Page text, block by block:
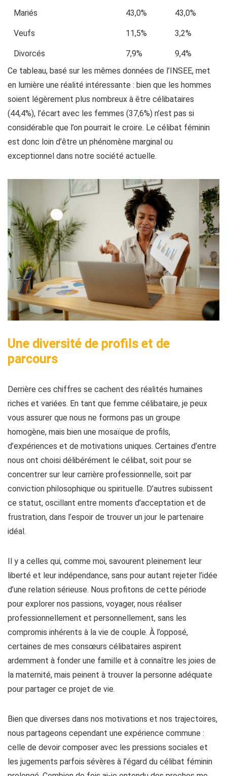
Mariés 43,0% 43,0%
Veufs 11,5% 3,2%
Divorcés 7,9%
9,4%
Ce tableau, basé sur les mêmes données de l’INSEE, met
en lumière une réalité intéressante : bien que les hommes
soient légèrement plus nombreux à être célibataires
(44,4%), l’écart avec les femmes (37,6%) n’est pas si
considérable que l’on pourrait le croire. Le célibat féminin
est donc loin d’être un phénomène marginal ou
exceptionnel dans notre société actuelle.
Une diversité de profils et de
parcours
Derrière ces chiffres se cachent des réalités humaines
riches et variées. En tant que femme célibataire, je peux
vous assurer que nous ne formons pas un groupe
homogène, mais bien une mosaïque de profils,
d’expériences et de motivations uniques. Certaines d’entre
nous ont choisi délibérément le célibat, soit pour se
concentrer sur leur carrière professionnelle, soit par
conviction philosophique ou spirituelle. D’autres subissent
ce statut, oscillant entre moments d’acceptation et de
frustration, dans l’espoir de trouver un jour le partenaire
idéal.
Il y a celles qui, comme moi, savourent pleinement leur
liberté et leur indépendance, sans pour autant rejeter l’idée
d’une relation sérieuse. Nous profitons de cette période
pour explorer nos passions, voyager, nous réaliser
professionnellement et personnellement, sans les
compromis inhérents à la vie de couple. À l’opposé,
certaines de mes consœurs célibataires aspirent
ardemment à fonder une famille et à connaître les joies de
la maternité, mais peinent à trouver la personne adéquate
pour partager ce projet de vie.
Bien que diverses dans nos motivations et nos trajectoires,
nous partageons cependant une expérience commune :
celle de devoir composer avec les pressions sociales et
les jugements parfois sévères à l’égard du célibat féminin